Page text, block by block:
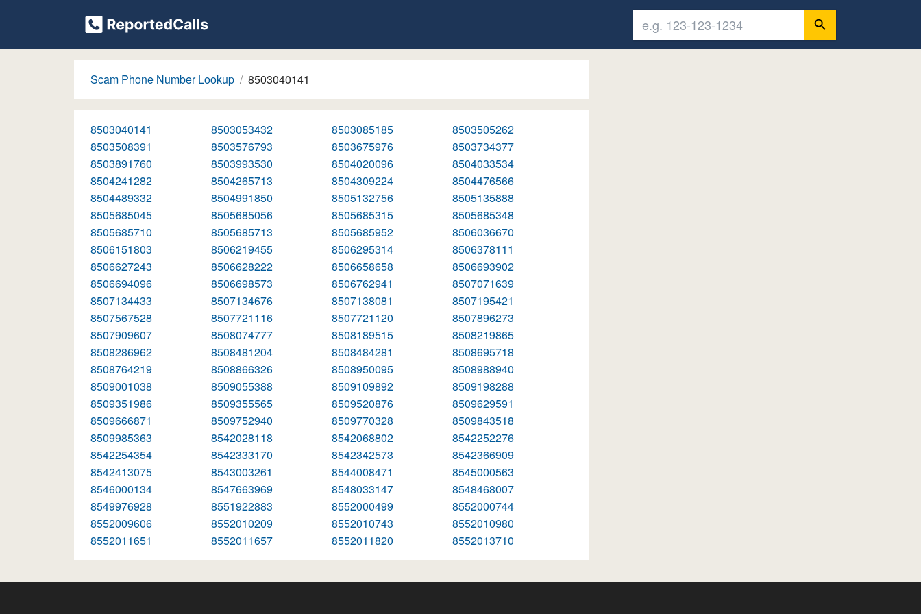
Scam Phone Number Lookup 8503040141
8503040141 8503053432 8503085185
8503505262
8503508391
8503576793 8503675976
8503734377
8503891760
8503993530 8504020096
8504033534
8504241282
8504265713 8504309224
8504476566
8504489332
8504991850 8505132756
8505135888
8505685045
8505685056 8505685315
8505685348
8505685710
8505685713 8505685952
8506036670
8506151803
8506219455 8506295314
8506378111
8506627243
8506628222 8506658658
8506693902
8506694096
8506698573 8506762941
8507071639
8507134433
8507134676 8507138081
8507195421
8507567528
8507721116 8507721120
8507896273
8507909607
8508074777 8508189515
8508219865
8508286962
8508481204 8508484281
8508695718
8508764219
8508866326 8508950095
8508988940
8509001038
8509055388 8509109892
8509198288
8509351986
8509355565 8509520876
8509629591
8509666871
8509752940 8509770328
8509843518
8509985363
8542028118 8542068802
8542252276
8542254354
8542333170 8542342573
8542366909
8542413075
8543003261 8544008471
8545000563
8546000134
8547663969 8548033147
8548468007
8549976928
8551922883 8552000499
8552000744
8552009606
8552010209 8552010743
8552010980
8552011651
8552011657 8552011820 8552013710